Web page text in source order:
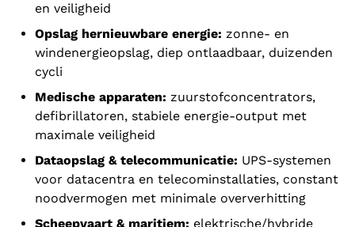
en veiligheid
Opslag hernieuwbare energie: zonne- en
windenergieopslag, diep ontlaadbaar, duizenden
cycli
Medische apparaten: zuurstofconcentrators,
defibrillatoren, stabiele energie-output met
maximale veiligheid
Dataopslag & telecommunicatie: UPS-systemen
voor datacentra en telecominstallaties, constant
noodvermogen met minimale oververhitting
Scheepvaart & maritiem: elektrische/hybride